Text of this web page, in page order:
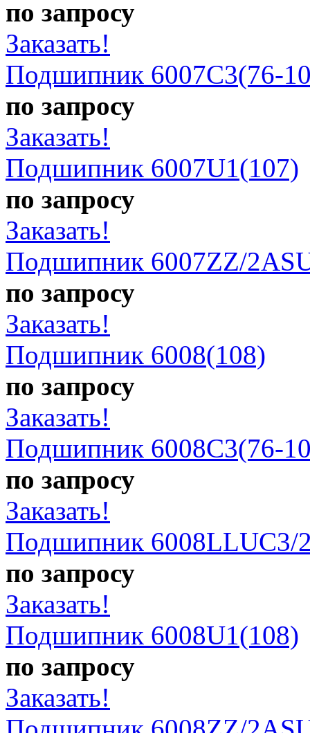
по запросу
Заказать!
Подшипник 6007C3(76-
по запросу
Заказать!
Подшипник 6007U1(107)
по запросу
Заказать!
Подшипник 6007ZZ/
по запросу
Заказать!
Подшипник 6008(108)
по запросу
Заказать!
Подшипник 6008C3(76-
по запросу
Заказать!
Подшипник 6008LLUC3/
по запросу
Заказать!
Подшипник 6008U1(108)
по запросу
Заказать!